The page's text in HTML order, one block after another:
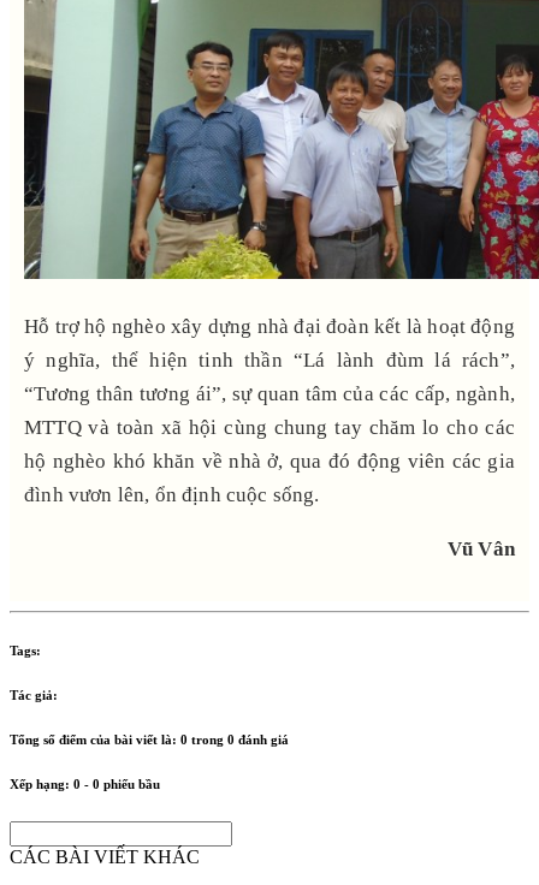
Hỗ trợ hộ nghèo xây dựng nhà đại đoàn kết là hoạt động
ý nghĩa, thể hiện tinh thần “Lá lành đùm lá rách”,
“Tương thân tương ái”, sự quan tâm của các cấp, ngành,
MTTQ và toàn xã hội cùng chung tay chăm lo cho các
hộ nghèo khó khăn về nhà ở, qua đó động viên các gia
đình vươn lên, ổn định cuộc sống.
Vũ Vân
Tags:
Tác giả:
Tổng số điểm của bài viết là: 0 trong 0 đánh giá
Xếp hạng: 0 - 0 phiếu bầu
CÁC BÀI VIẾT KHÁC